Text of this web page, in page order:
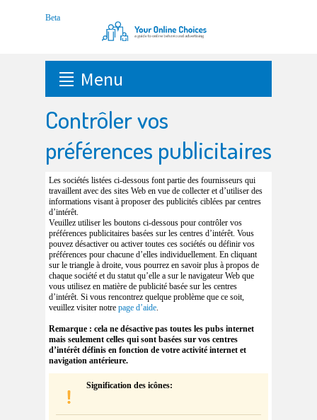
Menu
Contrôler vos
préférences publicitaires
Les sociétés listées ci-dessous font partie des fournisseurs qui
travaillent avec des sites Web en vue de collecter et d’utiliser des
informations visant à proposer des publicités ciblées par centres
d’intérêt.
Veuillez utiliser les boutons ci-dessous pour contrôler vos
préférences publicitaires basées sur les centres d’intérêt. Vous
pouvez désactiver ou activer toutes ces sociétés ou définir vos
préférences pour chacune d’elles individuellement. En cliquant
sur le triangle à droite, vous pourrez en savoir plus à propos de
chaque société et du statut qu’elle a sur le navigateur Web que
vous utilisez en matière de publicité basée sur les centres
d’intérêt. Si vous rencontrez quelque problème que ce soit,
veuillez visiter notre page d’aide.
Remarque : cela ne désactive pas toutes les pubs internet
mais seulement celles qui sont basées sur vos centres
d’intérêt définis en fonction de votre activité internet et
navigation antérieure.
Signification des icônes: